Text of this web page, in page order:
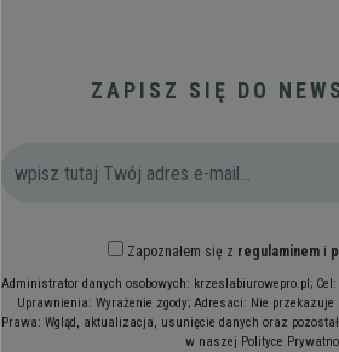
ZAPISZ SIĘ DO
Zapoznałem się z regulaminemi
Administrator danych osobowych: krzeslabiurowepro.pl;
Uprawnienia: Wyrażenie zgody; Adresaci: Nie
Prawa: Wgląd, aktualizacja, usunięcie danych oraz
w naszej Polityce